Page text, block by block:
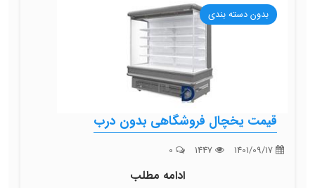
بدون دسته بندی
قیمت یخچال فروشگاهی بدون درب
ادامه مطلب